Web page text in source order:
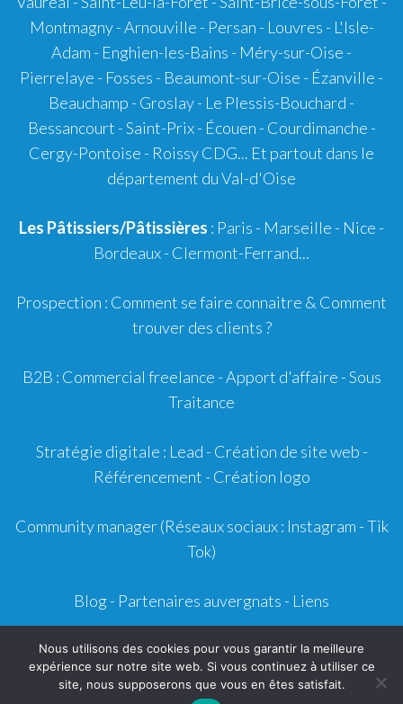
Montmagny - Arnouville - Persan - Louvres - L'Isle-
Adam - Enghien-les-Bains - Méry-sur-Oise -
Pierrelaye - Fosses - Beaumont-sur-Oise - Ézanville -
Beauchamp - Groslay - Le Plessis-Bouchard -
Bessancourt - Saint-Prix - Écouen - Courdimanche -
Cergy-Pontoise - Roissy CDG... Et partout dans le
département du Val-d'Oise
Les Pâtissiers/Pâtissières : Paris - Marseille - Nice -
Bordeaux- Clermont-Ferrand...
Prospection : Comment se faire connaitre & Comment
trouver des clients ?
B2B : Commercial freelance -Apport d'affaire - Sous
Traitance
Stratégie digitale : Lead - Création de site web -
Référencement - Création logo
Community manager(Réseaux sociaux : Instagram - Tik
Tok)
Blog - Partenaires auvergnats - Liens
Mentions légales- CGU - CGV -Contact
Copyright © Chef-Patissier.fr
Nous utilisons des cookies pour vous garantir la meilleure
expérience sur notre site web. Si vous continuez à utiliser ce
site, nous supposerons que vous en êtes satisfait.